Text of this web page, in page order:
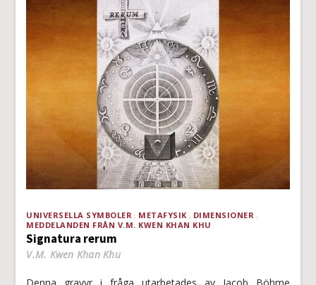
UNIVERSELLA SYMBOLER METAFYSIK
DIMENSIONER
MEDDELANDEN FRÅN V.M. KWEN KHAN KHU
Signatura rerum
V.M. Kwen Khan Khu